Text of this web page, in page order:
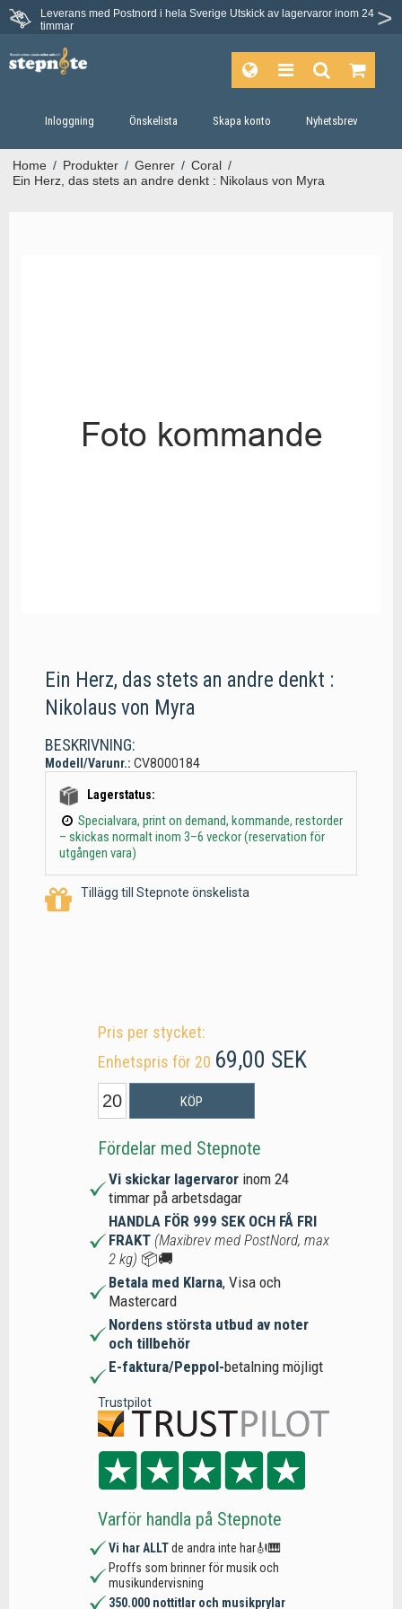
Leverans med Postnord i hela Sverige Utskick av lagervaror inom 24
timmar
Inloggning Önskelista Skapa konto Nyhetsbrev
Home / Produkter / Genrer / Coral /
Ein Herz, das stets an andre denkt : Nikolaus von Myra
Ein Herz, das stets an andre denkt :
Nikolaus von Myra
BESKRIVNING:
Modell/Varunr.: CV8000184
Lagerstatus:
Specialvara, print on demand, kommande, restorder
– skickas normalt inom 3–6 veckor (reservation för
utgången vara)
Tillägg till Stepnote önskelista
Pris per stycket:
Enhetspris för 20 69,00 SEK
KÖP
Fördelar med Stepnote
Vi skickar lagervaror inom 24
timmar på arbetsdagar
HANDLA FÖR 999 SEK OCH FÅ FRI
FRAKT (Maxibrev med PostNord, max
2 kg) 📦🚚
Betala med Klarna, Visa och
Mastercard
Nordens största utbud av noter
och tillbehör
E-faktura/Peppol-betalning möjligt
Trustpilot
Varför handla på Stepnote
Vi har ALLTde andra inte har🎻🎹
Proffs som brinner för musik och
musikundervisning
350.000 nottitlar och musikprylar